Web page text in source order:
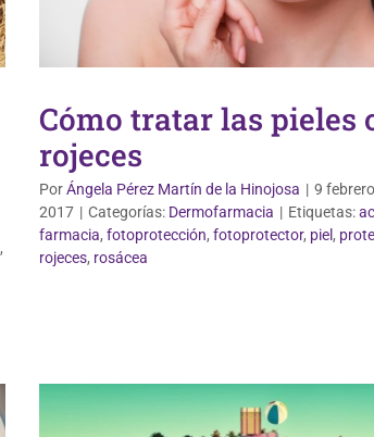
,
Cómo tratar las pieles
rojeces
PorÁngela Pérez Martín de la Hinojosa | 9 febrero
2017 | Categorías: Dermofarmacia | Etiquetas:
farmacia, fotoprotección, fotoprotector, piel,
rojeces, rosácea